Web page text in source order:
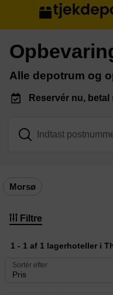
Alle depotrum og
Reservér nu, betal
Morsø
Filtre
1 - 1 af 1 lagerhoteller i
Pris
Sortér efter